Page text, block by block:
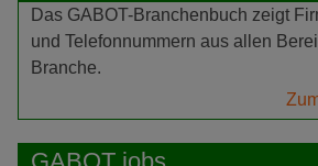
Das GABOT-Branchenbuch zeigt
und Telefonnummern aus allen
Branche.